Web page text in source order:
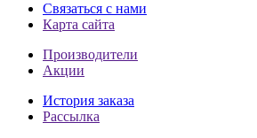
Связаться с нами
Карта сайта
Производители
Акции
История заказа
Рассылка